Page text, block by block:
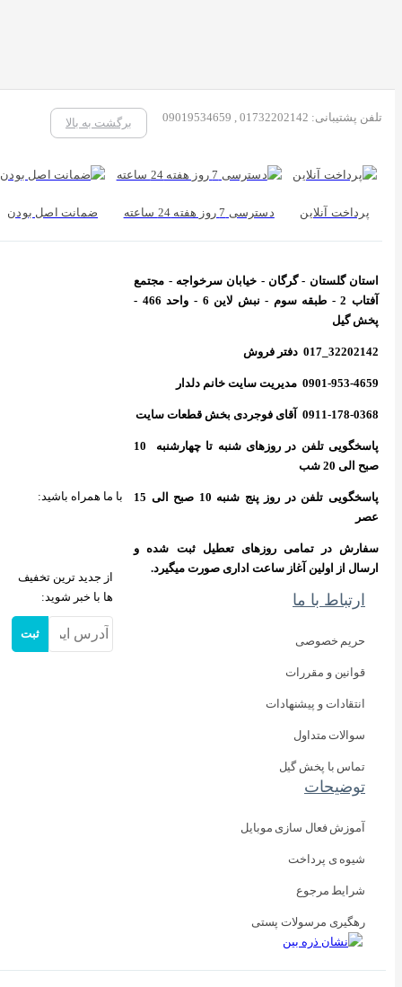
تلفن پشتیبانی: 01732202142 , 09019534659 برگشت به بالا
پرداخت آنلاین دسترسی 7 روز هفته 24 ساعته ضمانت اصل بودن
استان گلستان - گرگان - خیابان سرخواجه - مجتمع
آفتاب 2 - طبقه سوم - نبش لاین 6 - واحد 466 -
پخش گیل
32202142_017 دفتر فروش
0901-953-4659 مدیریت سایت خانم دلدار
0911-178-0368 آقای فوجردی بخش قطعات سایت
پاسخگویی تلفن در روزهای شنبه تا چهارشنبه 10
صبح الی 20 شب
پاسخگویی تلفن در روز پنج شنبه 10 صبح الی 15
عصر
سفارش در تمامی روزهای تعطیل ثبت شده و
ارسال از اولین آغاز ساعت اداری صورت میگیرد.
ارتباط با ما
حریم خصوصی
قوانین و مقررات
انتقادات و پیشنهادات
سوالات متداول
تماس با پخش گیل
توضیحات
آموزش فعال سازی موبایل
شیوه ی پرداخت
شرایط مرجوع
رهگیری مرسولات پستی
با ما همراه باشید:
از جدید ترین تخفیف
ها با خبر شوید:
ثبت